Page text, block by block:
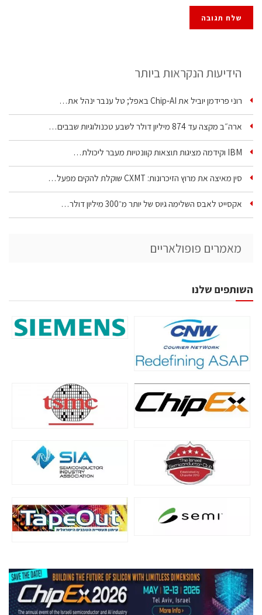
הידיעות הנקראות ביותר
רוני פרידמן יוביל את Chip‑AI באפל; טל ענבר ינהל את…
ארה״ב מקצה עד 874 מיליון דולר לשבע טכנולוגיות שבבים…
IBM וקידמה מציגות תוצאות קוונטיות מעבר ליכולת…
סין מאיצה את מרוץ הזיכרונות: CXMT שוקלת להקים מפעל…
אקסייט לאבס השלימה גיוס של יותר מ־300 מיליון דולר…
מאמרים פופולאריים
השותפים שלנו